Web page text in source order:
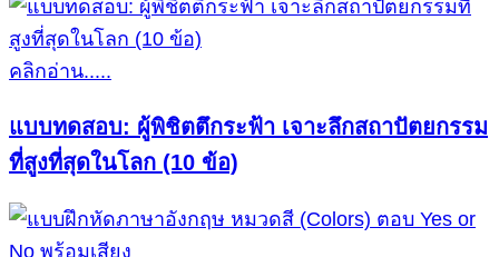
คลิกอ่าน.....
แบบทดสอบ: ผู้พิชิตตึกระฟ้า เจาะลึกสถาปัตยกรรม
ที่สูงที่สุดในโลก (10 ข้อ)